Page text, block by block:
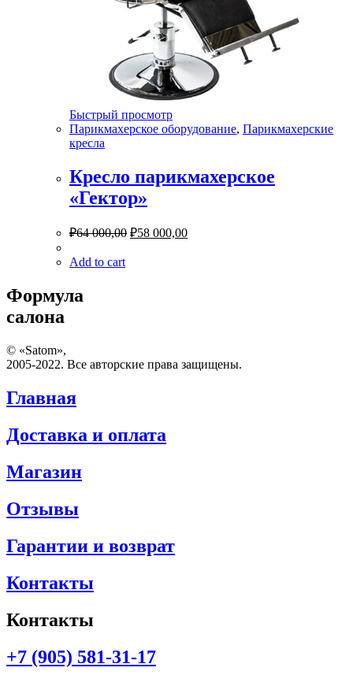
Быстрый просмотр
Парикмахерское оборудование, Парикмахерские
кресла
Кресло парикмахерское
«Гектор»
₽64 000,00 ₽58 000,00
Add to cart
Формула
салона
© «Satom»,
2005-2022. Все авторские права защищены.
Главная
Доставка и оплата
Магазин
Отзывы
Гарантии и возврат
Контакты
Контакты
+7 (905) 581-31-17